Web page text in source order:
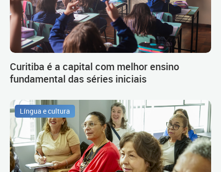
Curitiba é a capital com melhor ensino
fundamental das séries iniciais
Língua e cultura